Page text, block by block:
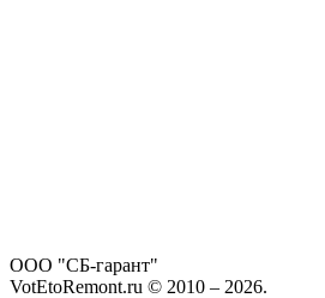
ООО "СБ-гарант"
VotEtoRemont.ru © 2010 – 2026.